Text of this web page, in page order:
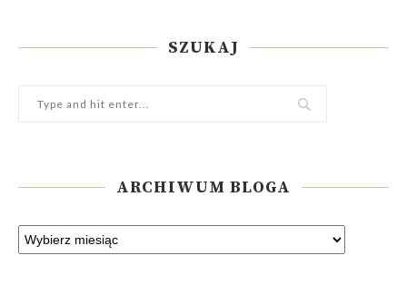
SZUKAJ
ARCHIWUM BLOGA